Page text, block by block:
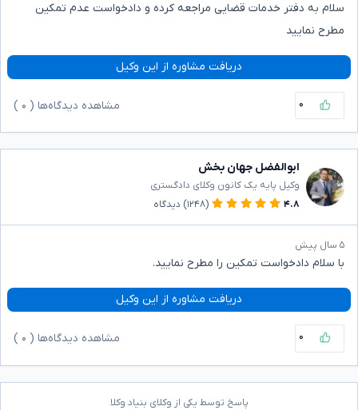
سلام به دفتر خدمات قضایی مراجعه کرده و دادخواست عدم تمکین
مطرح نمایید
دریافت مشاوره از این وکیل
۰ مشاهده دیدگاه‌ها ( ۰
ابوالفضل جهان بخش
وکیل پایه یک کانون وکلای دادگستری
۴.۸
(۱۲۴۸) دیدگاه
۵ سال پیش
با سلام دادخواست تمکین را مطرح نمایید.
دریافت مشاوره از این وکیل
۰ مشاهده دیدگاه‌ها ( ۰
پاسخ توسط یکی از وکلای بنیاد وکلا